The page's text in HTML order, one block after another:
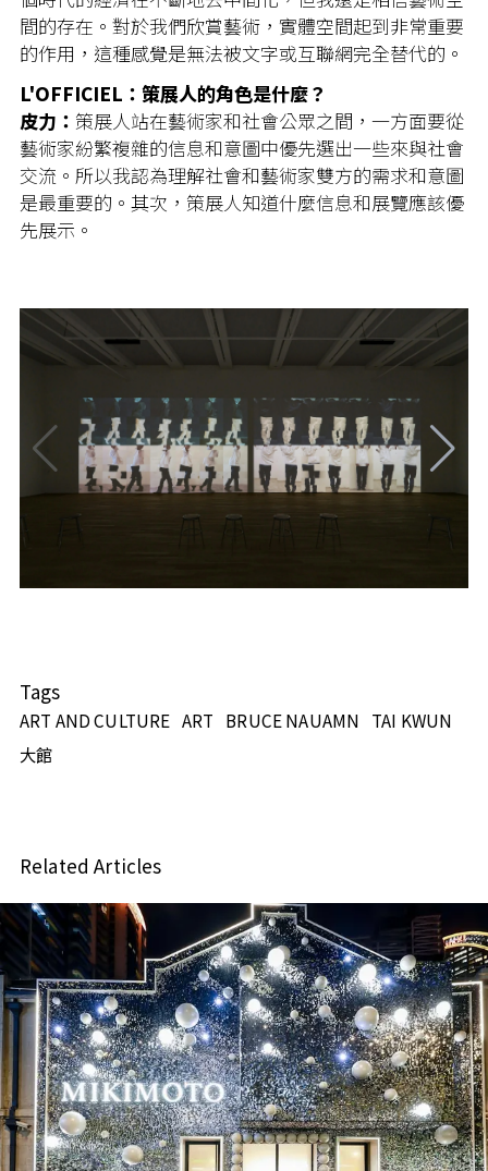
間的存在。對於我們欣賞藝術，實體空間起到非常重要
的作用，這種感覺是無法被文字或互聯網完全替代的。
L'OFFICIEL：策展人的角色是什麼？
皮力： 策展人站在藝術家和社會公眾之間，一方面要從
藝術家紛繁複雜的信息和意圖中優先選出一些來與社會
交流。所以我認為理解社會和藝術家雙方的需求和意圖
是最重要的。其次，策展人知道什麼信息和展覽應該優
先展示。
Tags
ART AND CULTURE ART BRUCE NAUAMN TAI KWUN
大館
Related Articles